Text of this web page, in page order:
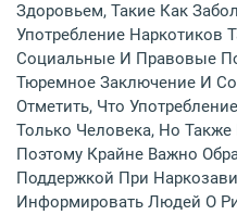
Здоровьем, Такие Как
Употребление Наркотиков
Социальные И Правовые
Тюремное Заключение И
Отметить, Что
Только Человека, Но
Поэтому Крайне Важно
Поддержкой При
Информировать Людей О